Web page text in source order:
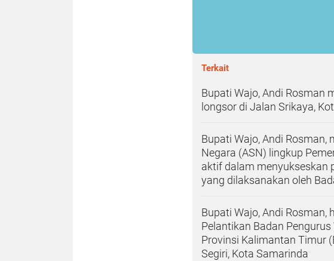
Terkait
Bupati Wajo, Andi Rosman
longsor di Jalan Srikaya,
Bupati Wajo, Andi Rosman,
Negara (ASN) lingkup
aktif dalam menyukseskan
yang dilaksanakan oleh
Bupati Wajo, Andi Rosman,
Pelantikan Badan
Provinsi Kalimantan Timur
Segiri, Kota Samarinda